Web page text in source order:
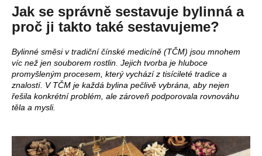
Jak se správně sestavuje bylinná a
proč ji takto také sestavujeme?
Bylinné směsi v tradiční čínské medicíně (TČM) jsou mnohem
víc než jen souborem rostlin. Jejich tvorba je hluboce
promyšleným procesem, který vychází z tisícileté tradice a
znalostí. V TČM je každá bylina pečlivě vybrána, aby nejen
řešila konkrétní problém, ale zároveň podporovala rovnováhu
těla a mysli.
o
t
ř
e
b
u
j
e